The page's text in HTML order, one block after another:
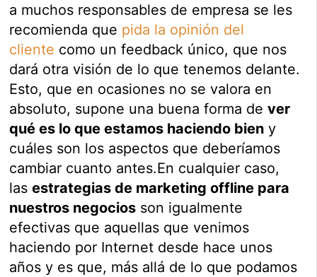
a muchos responsables de empresa se les
recomienda que pida la opinión del
cliente como un feedback único, que nos
dará otra visión de lo que tenemos delante.
Esto, que en ocasiones no se valora en
absoluto, supone una buena forma dever
qué es lo que estamos haciendo bien y
cuáles son los aspectos que deberíamos
cambiar cuanto antes.En cualquier caso,
lasestrategias de marketing offline para
nuestros negocios son igualmente
efectivas que aquellas que venimos
haciendo por Internet desde hace unos
años y es que, más allá de lo que podamos